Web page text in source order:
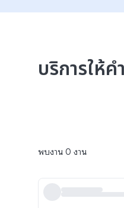
บริการให้
พบงาน 0 งาน